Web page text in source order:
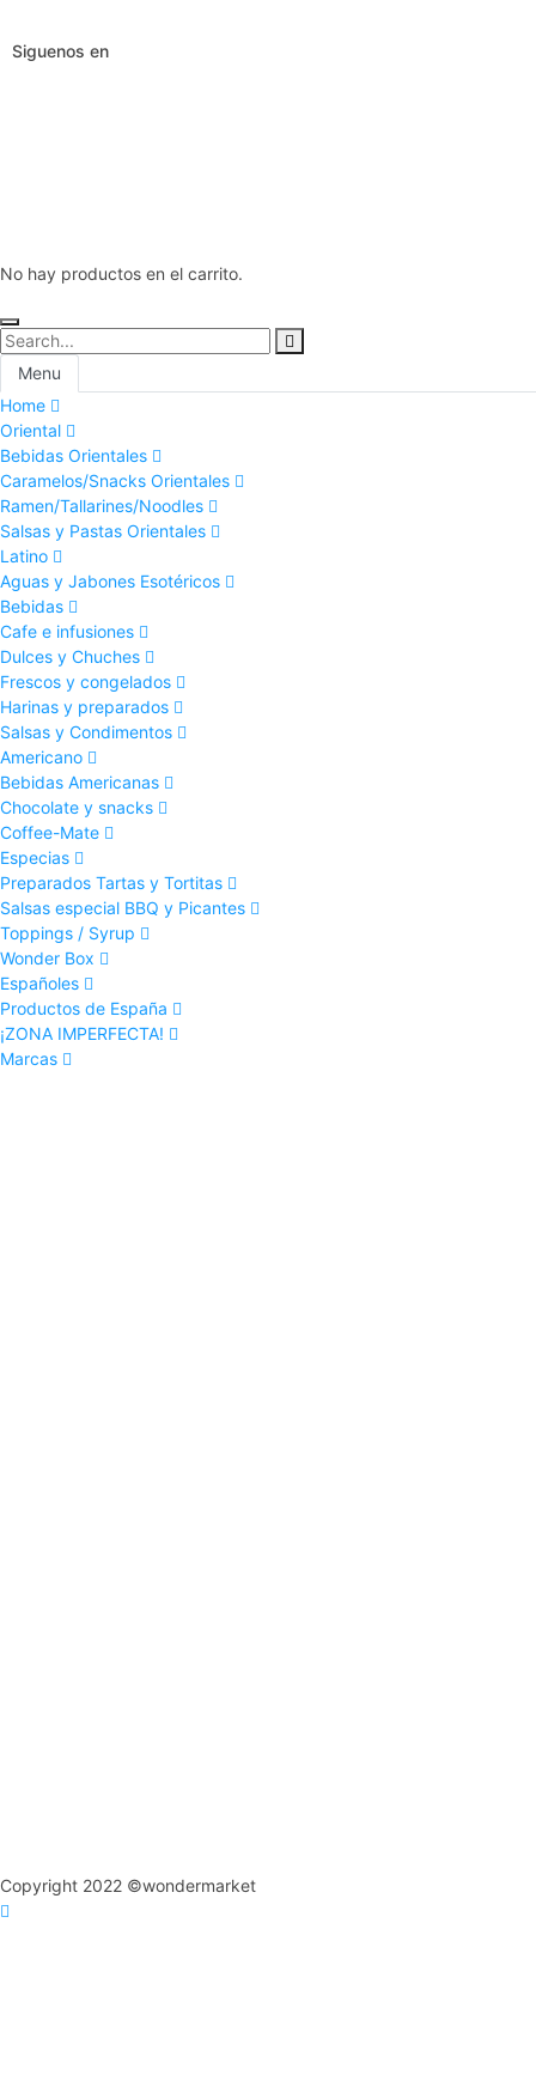
Siguenos en
No hay productos en el carrito.
Menu
Home
Oriental
Bebidas Orientales
Caramelos/Snacks Orientales
Ramen/Tallarines/Noodles
Salsas y Pastas Orientales
Latino
Aguas y Jabones Esotéricos
Bebidas
Cafe e infusiones
Dulces y Chuches
Frescos y congelados
Harinas y preparados
Salsas y Condimentos
Americano
Bebidas Americanas
Chocolate y snacks
Coffee-Mate
Especias
Preparados Tartas y Tortitas
Salsas especial BBQ y Picantes
Toppings / Syrup
Wonder Box
Españoles
Productos de España
¡ZONA IMPERFECTA!
Marcas
Copyright 2022 ©wondermarket